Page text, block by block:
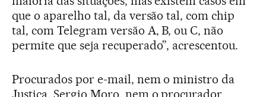
que o aparelho tal, da versão tal, com chip
tal, com Telegram versão A, B, ou C, não
permite que seja recuperado”, acrescentou.
Procurados por e-mail, nem o ministro da
Justiça, Sergio Moro, nem o procurador